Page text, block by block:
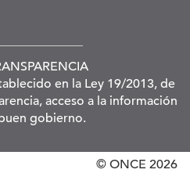
en la Ley 19/2013, de
acceso a la información
gobierno.
© ONCE 2026